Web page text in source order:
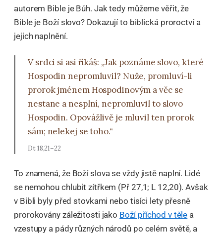
autorem Bible je Bůh. Jak tedy můžeme věřit, že
Bible je Boží slovo? Dokazují to biblická proroctví a
jejich naplnění.
V srdci si asi říkáš: „Jak poznáme slovo, které
Hospodin nepromluvil? Nuže, promluví-li
prorok jménem Hospodinovým a věc se
nestane a nesplní, nepromluvil to slovo
Hospodin. Opovážlivě je mluvil ten prorok
sám; nelekej se toho.“
Dt 18,21–22
To znamená, že Boží slova se vždy jistě naplní. Lidé
se nemohou chlubit zítřkem (Př 27,1; L 12,20). Avšak
v Bibli byly před stovkami nebo tisíci lety přesně
prorokovány záležitosti jako Boží příchod v těle a
vzestupy a pády různých národů po celém světě, a